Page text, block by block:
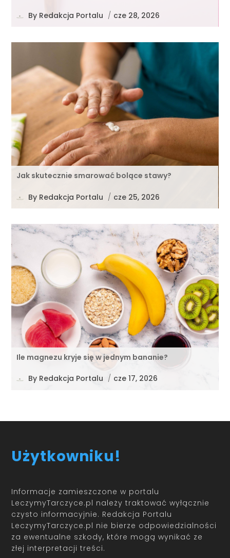
By Redakcja Portalu / cze 28, 2026
Jak skutecznie smarować bolące stawy?
By Redakcja Portalu / cze 25, 2026
Ile magnezu kryje się w jednym bananie?
By Redakcja Portalu / cze 17, 2026
Użytkowniku!
Informacje zamieszczone w portalu
LeczymyTarczyce.pl należy traktować wyłącznie
czysto informacyjnie. Redakcja Portalu
LeczymyTarczyce.pl nie bierze odpowiedzialności
za ewentualne szkody, które mogą wynikać ze
złej interpretacji treści.